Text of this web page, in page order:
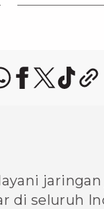
di seluruh